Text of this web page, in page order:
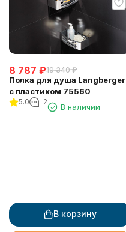
8 787 ₽19 340 ₽
Полка для душа Langberger
с пластиком 75560
5.0 2
В наличии
В корзину